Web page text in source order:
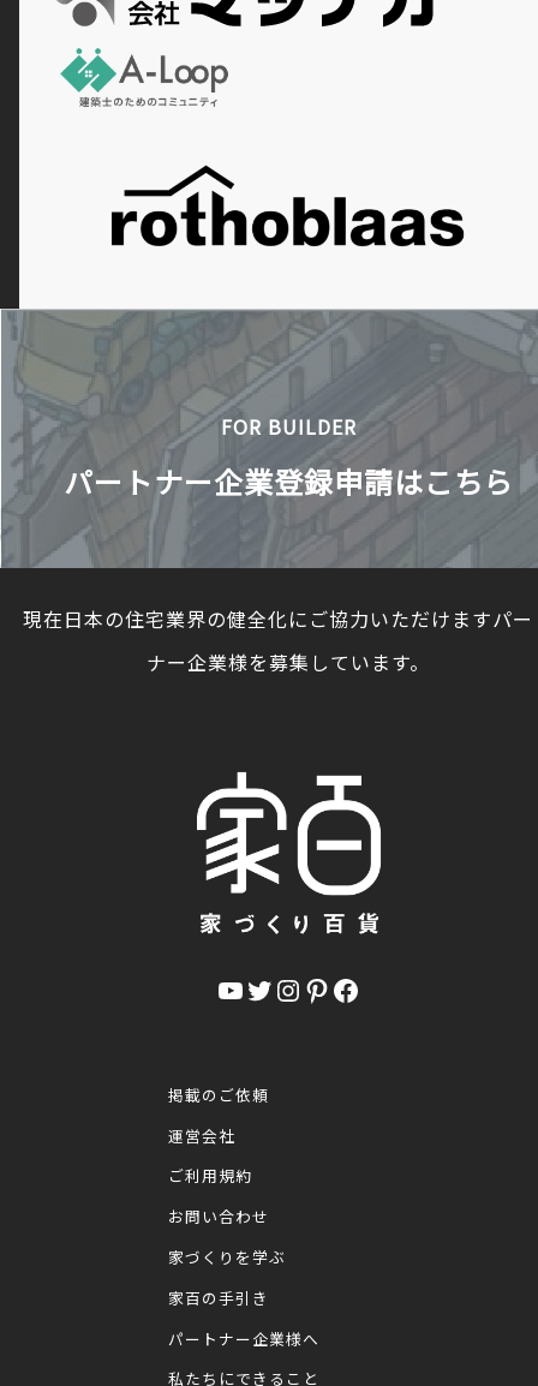
FOR BUILDER
パートナー企業登録申請はこちら
現在日本の住宅業界の健全化にご協力いただけますパ
ナー企業様を募集しています。
YouTube Twitter InstagramPinterest Facebook
掲載のご依頼
運営会社
ご利用規約
お問い合わせ
家づくりを学ぶ
家百の手引き
パートナー企業様へ
私たちにできること